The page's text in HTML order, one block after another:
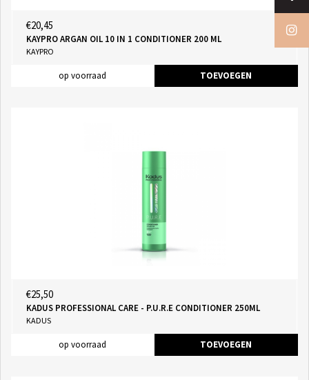
€20,45
KAYPRO ARGAN OIL 10 IN 1 CONDITIONER 200 ML
KAYPRO
op voorraad TOEVOEGEN
€25,50
KADUS PROFESSIONAL CARE - P.U.R.E CONDITIONER 250ML
KADUS
op voorraad TOEVOEGEN